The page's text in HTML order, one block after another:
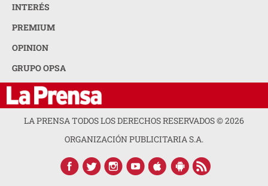
INTERÉS
PREMIUM
OPINION
GRUPO OPSA
LA PRENSA TODOS LOS DERECHOS RESERVADOS ©2026
ORGANIZACIÓN PUBLICITARIA S.A.